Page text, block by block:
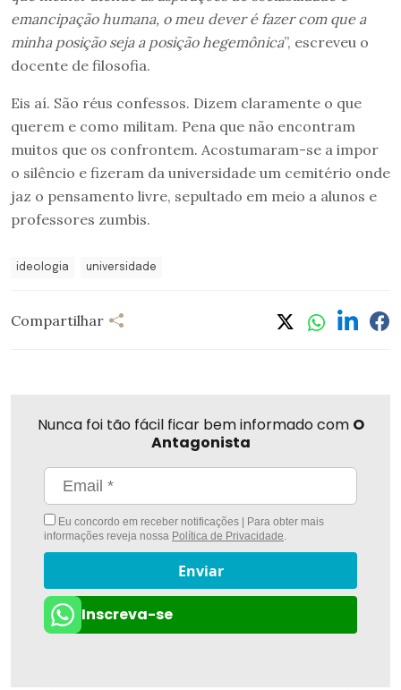
emancipação humana, o meu dever é fazer com que a
minha posição seja a posição hegemônica”, escreveu o
docente de filosofia.
Eis aí. São réus confessos. Dizem claramente o que
querem e como militam. Pena que não encontram
muitos que os confrontem. Acostumaram-se a impor
o silêncio e fizeram da universidade um cemitério onde
jaz o pensamento livre, sepultado em meio a alunos e
professores zumbis.
ideologia universidade
Compartilhar
Nunca foi tão fácil ficar bem informado com O
Antagonista
Eu concordo em receber notificações | Para obter mais
informações reveja nossa Política de Privacidade.
Enviar
Inscreva-se